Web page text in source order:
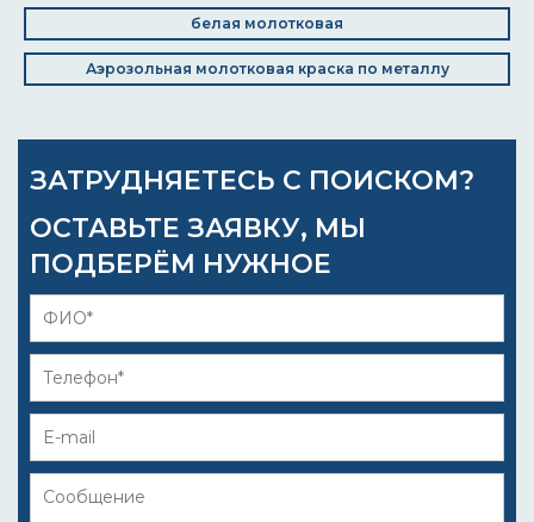
белая молотковая
Аэрозольная молотковая краска по металлу
ЗАТРУДНЯЕТЕСЬ С ПОИСКОМ?
ОСТАВЬТЕ ЗАЯВКУ, МЫ
ПОДБЕРЁМ НУЖНОЕ